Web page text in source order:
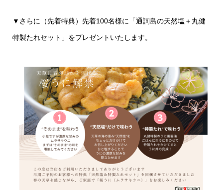
▼さらに（先着特典） 先着100名様に 「通詞島の天然塩＋丸健
特製たれセット」をプレゼントいたします。